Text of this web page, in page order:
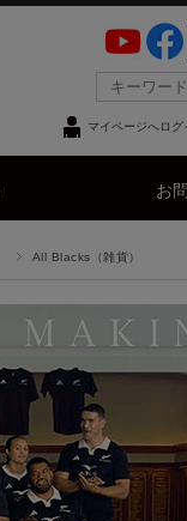
マイページへログ
お
All Blacks（雑貨）